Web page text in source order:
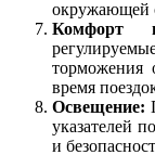
окружающей
Комфорт и
торможения
время
Освещение:
указателей
и